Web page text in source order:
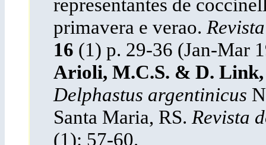
representantes de
primavera e verao.
16 (1) p. 29-36 (Jan-Mar
Arioli, M.C.S. & D.
Delphastus argentinicus
Santa Maria, RS. Revista
(1): 57-60.